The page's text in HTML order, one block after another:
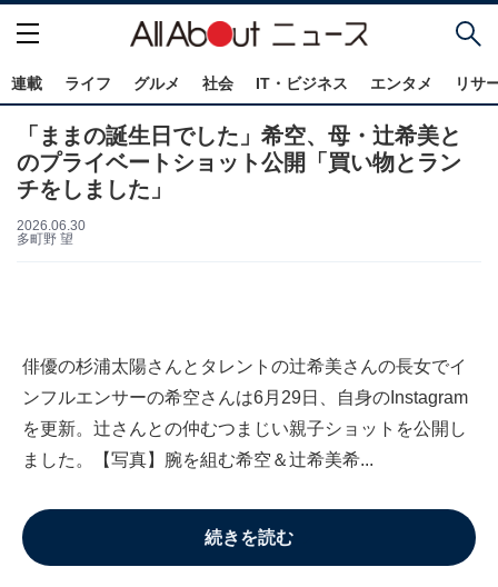
連載 ライフ グルメ 社会 IT・ビジネス エンタメ リサ
「ままの誕生日でした」希空、母・辻希美と
のプライベートショット公開「買い物とラン
チをしました」
2026.06.30
多町野 望
俳優の杉浦太陽さんとタレントの辻希美さんの長女でイ
ンフルエンサーの希空さんは6月29日、自身のInstagram
を更新。辻さんとの仲むつまじい親子ショットを公開し
ました。【写真】腕を組む希空＆辻希美希...
続きを読む